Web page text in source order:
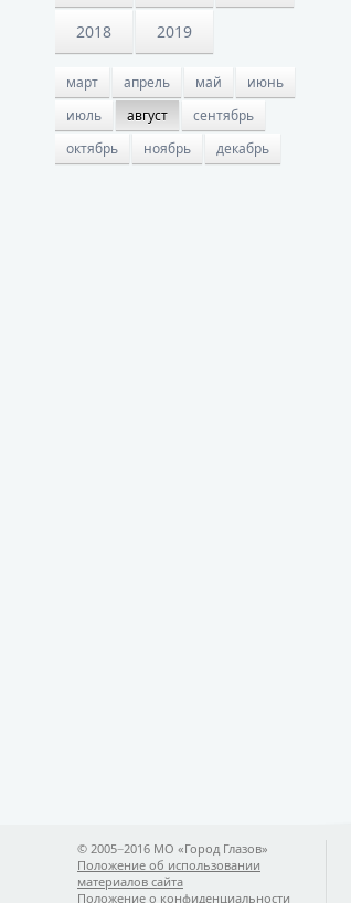
2018 2019
март апрель май
июнь
июль
август
сентябрь
октябрь
ноябрь декабрь
© 2005−2016 МО «Город Глазов»
Положение об использовании
материалов сайта
Положение о конфиденциальности